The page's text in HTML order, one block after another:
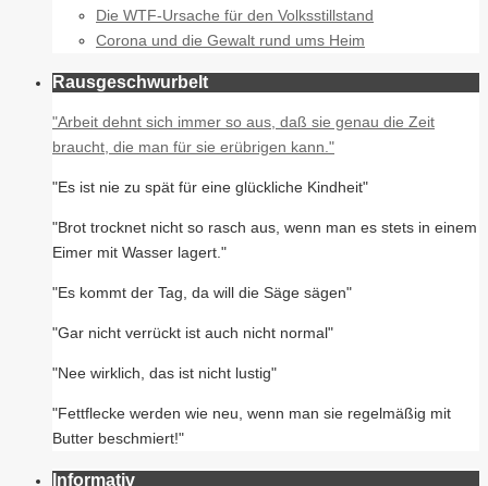
Die WTF-Ursache für den Volksstillstand
Corona und die Gewalt rund ums Heim
Rausgeschwurbelt
"Arbeit dehnt sich immer so aus, daß sie genau die Zeit
braucht, die man für sie erübrigen kann."
"Es ist nie zu spät für eine glückliche Kindheit"
"Brot trocknet nicht so rasch aus, wenn man es stets in einem
Eimer mit Wasser lagert."
"Es kommt der Tag, da will die Säge sägen"
"Gar nicht verrückt ist auch nicht normal"
"Nee wirklich, das ist nicht lustig"
"Fettflecke werden wie neu, wenn man sie regelmäßig mit
Butter beschmiert!"
Informativ